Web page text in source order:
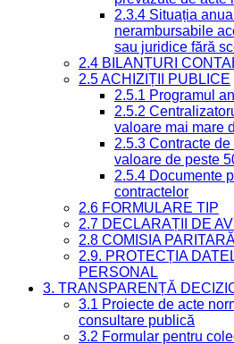
2.3.4 Situația
nerambursabile
sau juridice fără
2.4 BILANȚURI
2.5 ACHIZIȚII PUBLICE
2.5.1 Programul
2.5.2
valoare mai mare
2.5.3 Contracte
valoare de peste
2.5.4 Documente
contractelor
2.6 FORMULARE TIP
2.7 DECLARAȚII DE
2.8 COMISIA
2.9. PROTECȚIA
PERSONAL
3. TRANSPARENȚĂ
3.1 Proiecte de acte
consultare publică
3.2 Formular pentru